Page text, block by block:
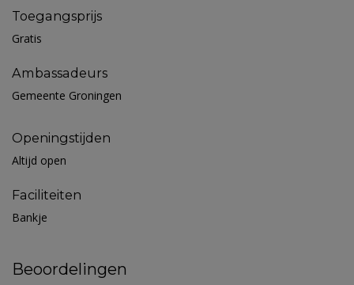
Toegangsprijs
Gratis
Ambassadeurs
Gemeente Groningen
Openingstijden
Altijd open
Faciliteiten
Bankje
Beoordelingen